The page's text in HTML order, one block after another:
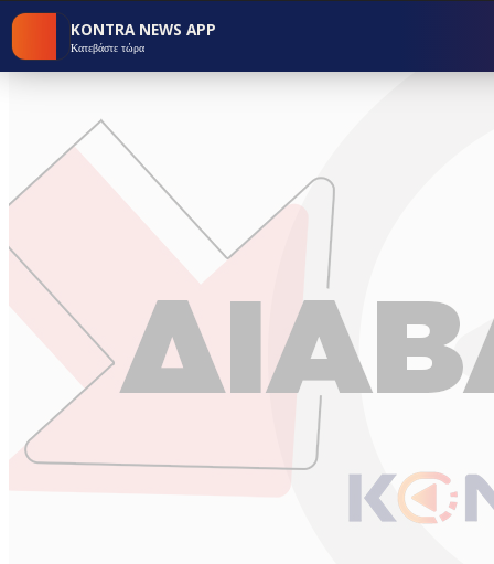
KONTRA NEWS APP
Κατεβάστε τώρα